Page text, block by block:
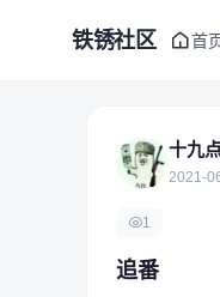
铁锈社区 首
十九
2021-
1
追番